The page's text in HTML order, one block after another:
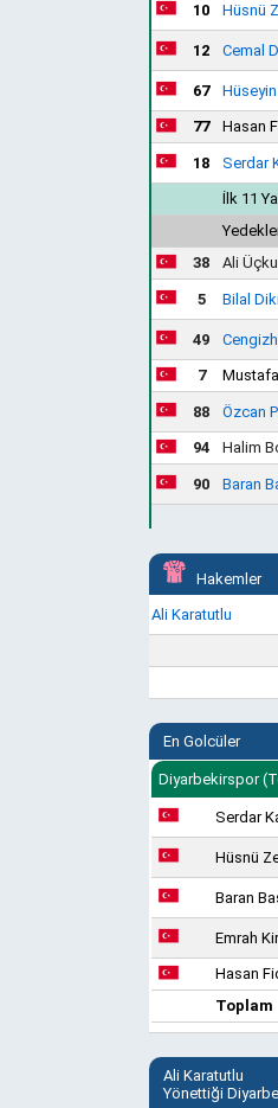
10 Hüsnü
12 Cemal
67
77
Hasan
18
Serdar
İlk 11
38
Ali
5 Bilal
49
7
88
Özcan
94
Halim
90 Baran
Hakemler
Ali Karatutlu
En Golcüler
Diyarbekirspor
Serdar
Hüsnü
Baran
Emrah
Hasan
Toplam
Ali Karatutlu
Yönettiği